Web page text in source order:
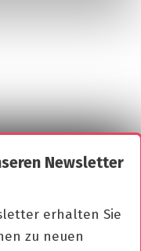
Newsletter
erhalten Sie
zu neuen